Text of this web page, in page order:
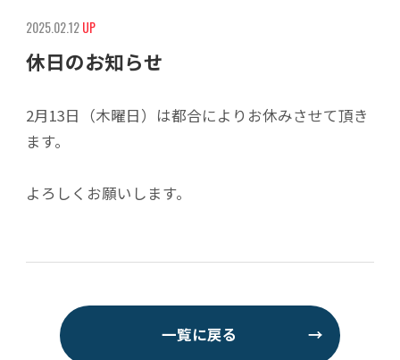
2025.02.12UP
休日のお知らせ
2月13日（木曜日）は都合によりお休みさせて頂き
ます。
よろしくお願いします。
一覧に戻る →